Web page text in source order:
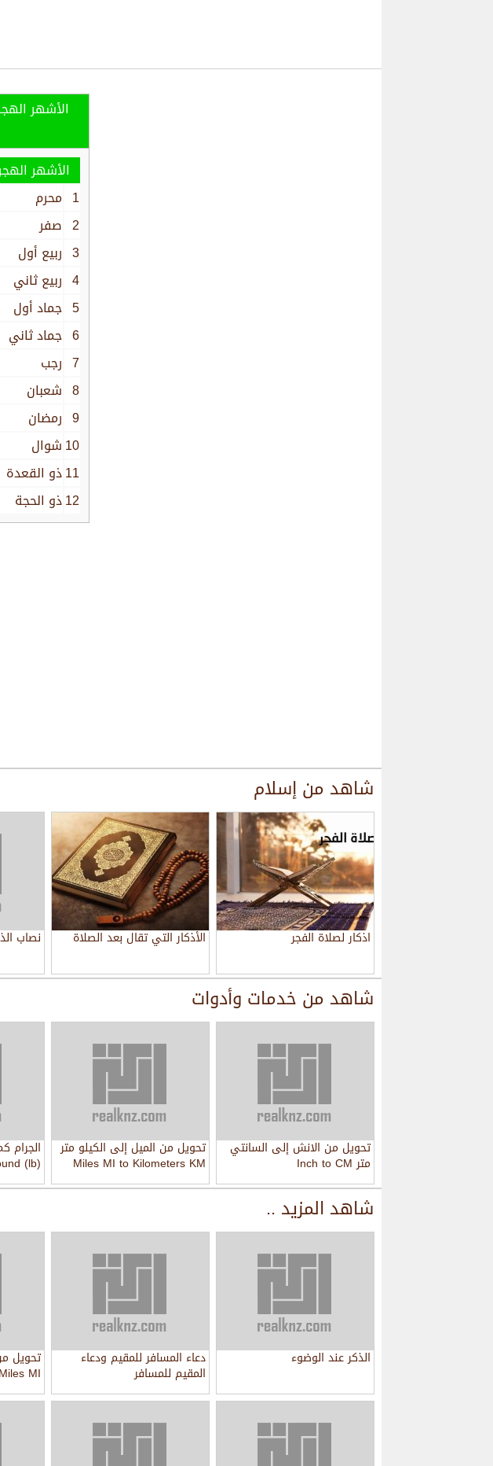
الأشهر
الأشهر
1 محرم
2 صفر
3 ربيع أول
4 ربيع ثاني
5 جماد أول
6 جماد ثاني
7 رجب
8 شعبان
9 رمضان
10شوال
11ذو القعدة
12ذو الحجة
شاهد منإسلام
اذكار لصلاة الفجر الأذكار التي تقال بعد الصلاة نصاب
شاهد من خدمات وأدوات
تحويل من الانش إلى السانتي
متر Inch to CM
تحويل من الميل إلى الكيلو متر
Miles MI to Kilometers KM
(lb)
شاهد المزيد ..
الذكر عند الوضوء دعاء المسافر للمقيم ودعاء
المقيم للمسافر
تحويل
MI